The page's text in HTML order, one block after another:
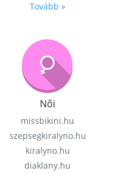
Tovább »
Női
missbikini.hu
szepsegkiralyno.hu
kiralyno.hu
diaklany.hu